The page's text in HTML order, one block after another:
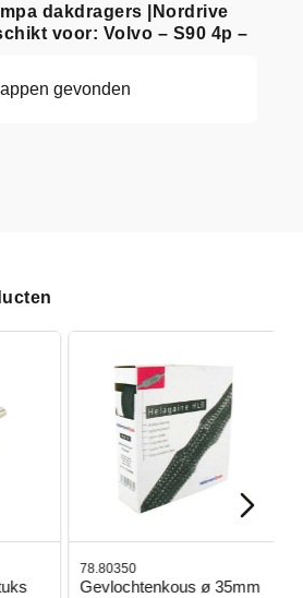
dakdragers |Nordrive
voor: Volvo – S90 4p –
gevonden
78.80350
Gevlochtenkous ø 35mm